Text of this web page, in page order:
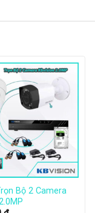
Bộ 2 Camera